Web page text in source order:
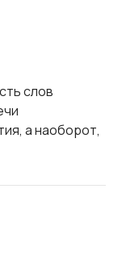
слов
а наоборот,